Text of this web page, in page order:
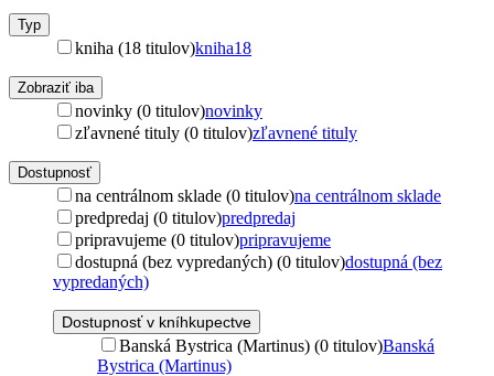
Typ
kniha (18 titulov)kniha18
Zobraziť iba
novinky (0 titulov)novinky
zľavnené tituly (0 titulov)zľavnené tituly
Dostupnosť
na centrálnom sklade (0 titulov)na centrálnom sklade
predpredaj (0 titulov)predpredaj
pripravujeme (0 titulov)pripravujeme
dostupná (bez vypredaných) (0 titulov)dostupná (bez
vypredaných)
Dostupnosť v kníhkupectve
Banská Bystrica (Martinus) (0 titulov)Banská
Bystrica (Martinus)